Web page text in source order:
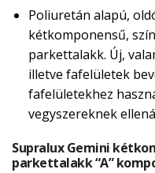
Poliuretán alapú,
kétkomponensű,
parkettalakk. Új,
illetve fafelületek
fafelületekhez
vegyszereknek
Supralux Gemini
parkettalakk “A”